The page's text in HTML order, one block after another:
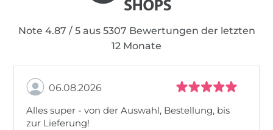
Note 4.87 / 5 aus 5307 Bewertungen der letzten
12 Monate
06.08.2026
Alles super - von der Auswahl, Bestellung, bis
zur Lieferung!